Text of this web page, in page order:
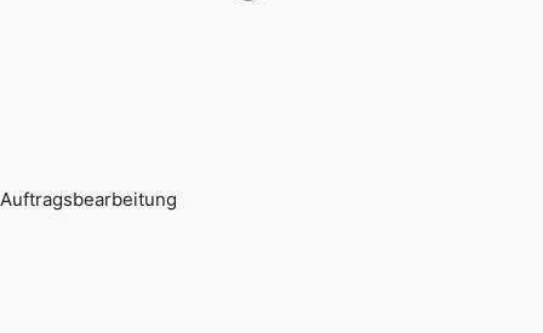
Auftragsbearbeitung